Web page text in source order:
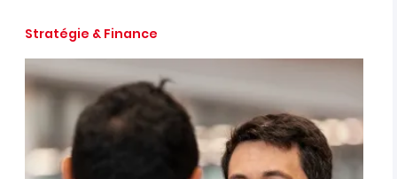
Stratégie & Finance